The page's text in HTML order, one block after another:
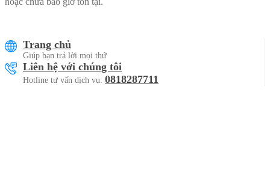
Trang chủ
Giúp bạn trả lời mọi thứ
Liên hệ với chúng tôi
Hotline tư vấn dịch vụ: 0818287711